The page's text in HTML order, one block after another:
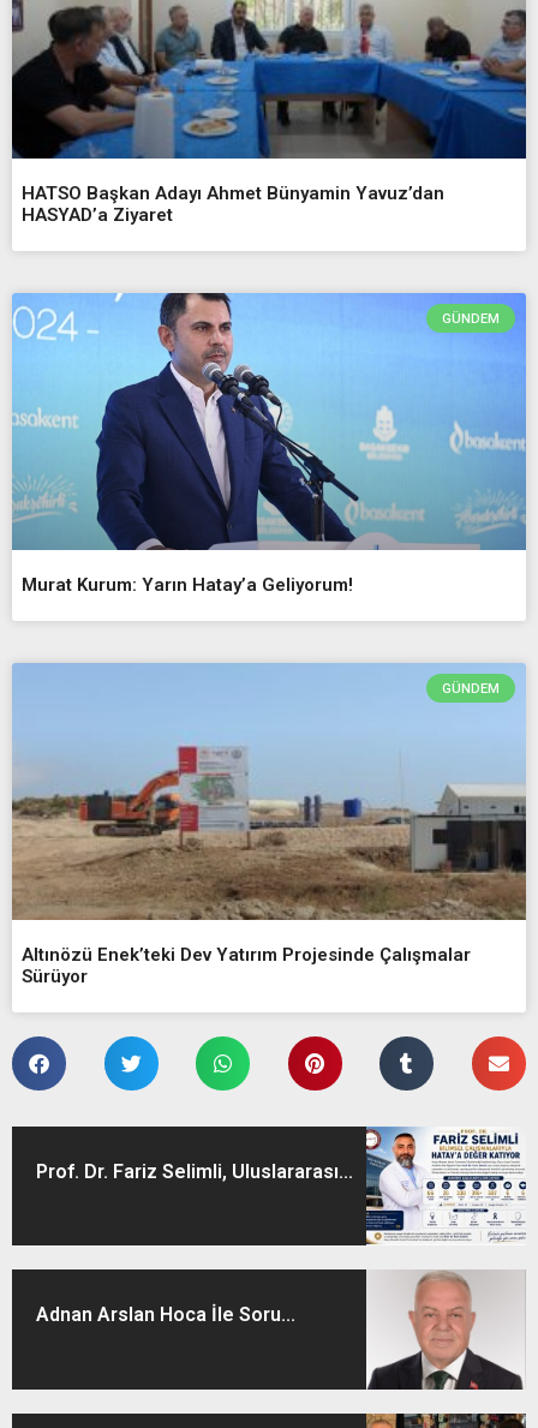
HATSO Başkan Adayı Ahmet Bünyamin Yavuz’dan
HASYAD’a Ziyaret
GÜNDEM
Murat Kurum: Yarın Hatay’a Geliyorum!
GÜNDEM
Altınözü Enek’teki Dev Yatırım Projesinde Çalışmalar
Sürüyor
Prof. Dr. Fariz Selimli, Uluslararası...
Adnan Arslan Hoca İle Soru...